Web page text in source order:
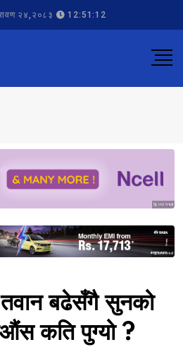
२४,२०८३ 12:51:12
Sponsored
Sponsored
बढेसँगै सुनको
कति पुग्यो ?